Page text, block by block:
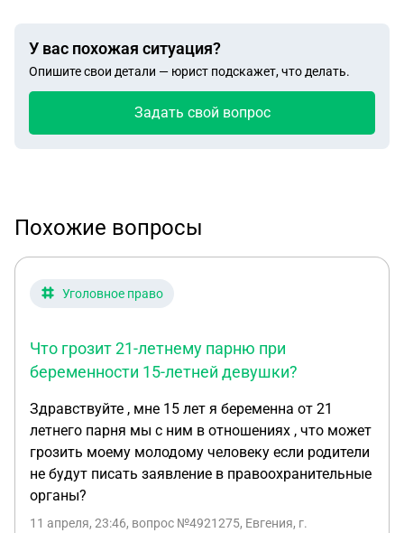
У вас похожая ситуация?
Опишите свои детали — юрист подскажет, что делать.
Задать свой вопрос
Похожие вопросы
Уголовное право
Что грозит 21-летнему парню при
беременности 15-летней девушки?
Здравствуйте , мне 15 лет я беременна от 21
летнего парня мы с ним в отношениях , что может
грозить моему молодому человеку если родители
не будут писать заявление в правоохранительные
органы?
11 апреля, 23:46, вопрос №4921275, Евгения, г.